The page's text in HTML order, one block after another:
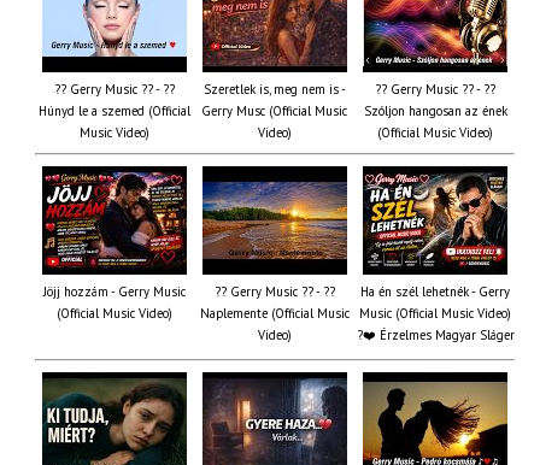
?? Gerry Music ?? - ??
Húnyd le a szemed (Official
Music Video)
Szeretlek is, meg nem is -
Gerry Musc (Official Music
Video)
?? Gerry Music ?? - ??
Szóljon hangosan az ének
(Official Music Video)
Jöjj hozzám - Gerry Music
(Official Music Video)
?? Gerry Music ?? - ??
Naplemente (Official Music
Video)
Ha én szél lehetnék - Gerry
Music (Official Music Video)
?️❤️ Érzelmes Magyar Sláger